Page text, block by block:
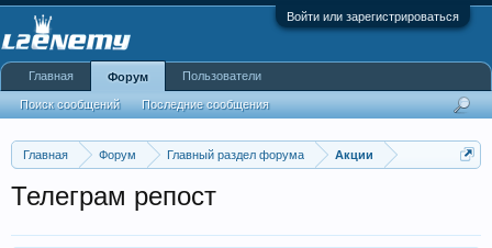
Войти или зарегистрироваться
Главная Форум Главный раздел форума Акции
Телеграм репост
Главная Форум
Поиск сообщений Последние сообщения
Пользователи